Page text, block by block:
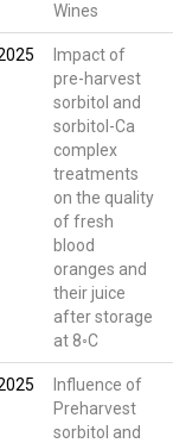
Wines
Impact of
pre-harvest
sorbitol and
sorbitol-Ca
complex
treatments
on the quality
of fresh
blood
oranges and
their juice
after storage
at 8◦C
Influence of
Preharvest
sorbitol and